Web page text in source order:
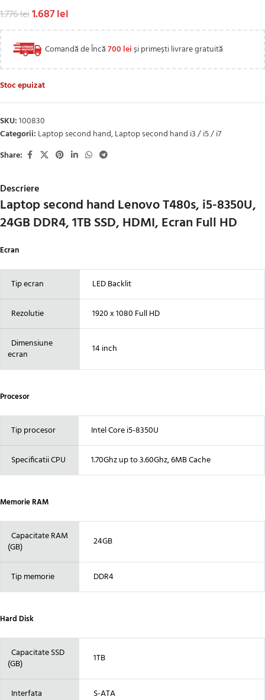
1.776lei1.687lei
Comandă de Încă700 leiși primești livrare gratuită
Stoc epuizat
SKU:100830
Categorii: Laptop second hand,Laptop second hand i3 / i5 / i7
Share:
Descriere
Laptop second hand Lenovo T480s, i5-8350U,
24GB DDR4, 1TB SSD, HDMI, Ecran Full HD
Ecran
Tip ecran LED Backlit
Rezolutie 1920 x 1080 Full HD
Dimensiune
ecran
14 inch
Procesor
Tip procesor Intel Core i5-8350U
Specificatii CPU 1.70Ghz up to 3.60Ghz, 6MB Cache
Memorie RAM
Capacitate RAM
(GB)
24GB
Tip memorie DDR4
Hard Disk
Capacitate SSD
(GB)
1TB
Interfata S-ATA